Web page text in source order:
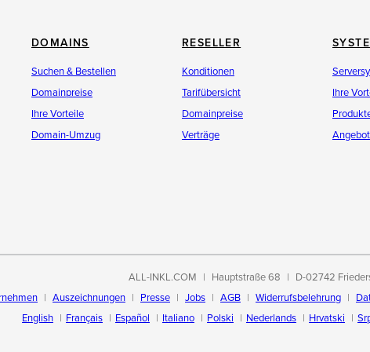
63 Pixel
info/rechenzentrum/"
banner/allinkl-serverstandort-
KOPIEREN
153 x 57 Pixel
<a href="https://all-
inkl.com/info/rechenzentrum/"
inkl.com/banner/allinkl-serverstandort-
KOPIEREN
DOMAINS
Suchen & Bestellen
Domainpreise
Ihre Vorteile
Domain-Umzug
RESELLER
Konditionen
Tarifübersicht
Domainpreise
Verträge
Ihre
ALL-INKL.COM Hauptstraße 68 D-02742
Auszeichnungen Presse Jobs AGB Widerrufsbelehrung
English
Français Español Italiano Polski Nederlands Hrvatski